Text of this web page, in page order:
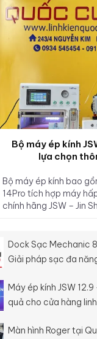
Bộ máy ép kính
lựa chọn
Bộ máy ép kính bao
14Pro tích hợp máy
chính hãng JSW – Jin
chân không 2L 250w
hiệu JSW 1 máy nén...
Dock Sạc Mechanic
Giải pháp sạc đa
Máy ép kính JSW
quả cho cửa hàng
Màn hình Roger tại